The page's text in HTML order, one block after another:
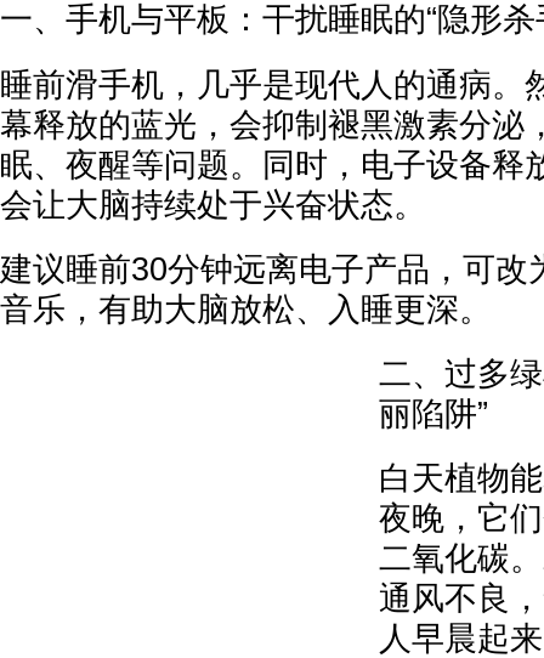
一、手机与平板：干扰睡眠的“隐形杀
睡前滑手机，几乎是现代人的通病。
幕释放的蓝光，会抑制褪黑激素分泌
眠、夜醒等问题。同时，电子设备释
会让大脑持续处于兴奋状态。
建议睡前30分钟远离电子产品，可改
音乐，有助大脑放松、入睡更深。
二、过多
丽陷阱”
白天植物
夜晚，它
二氧化碳
通风不良
人早晨起